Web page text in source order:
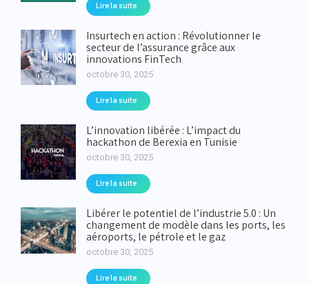
Lire la suite
Insurtech en action : Révolutionner le
secteur de l’assurance grâce aux
innovations FinTech
octobre 30, 2025
Lire la suite
L’innovation libérée : L’impact du
hackathon de Berexia en Tunisie
octobre 30, 2025
Lire la suite
Libérer le potentiel de l’industrie 5.0 : Un
changement de modèle dans les ports, les
aéroports, le pétrole et le gaz
octobre 30, 2025
Lire la suite